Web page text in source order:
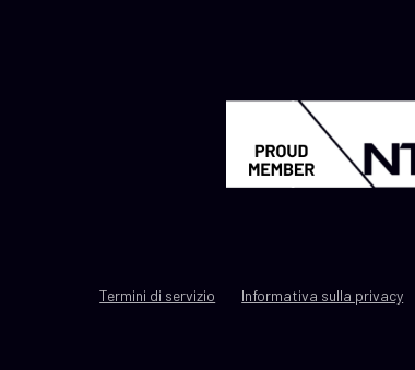
Termini di servizio Informativa sulla privacy